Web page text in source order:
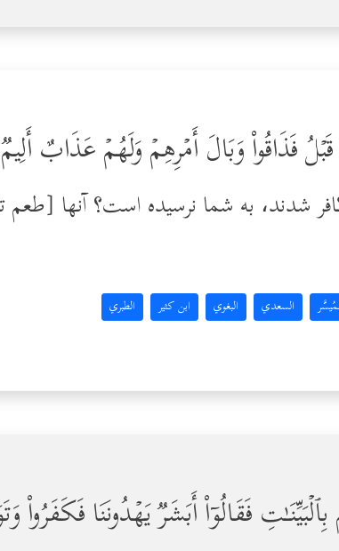
فَذَاقُواْ وَبَالَ أَمۡرِهِمۡ وَلَهُمۡ عَذَابٌ أَلِیمࣱ
شدند، به شما نرسیده است؟ آنها
السعدي البغوي ابن كثير الطبري
فَقَالُوۤاْ أَبَشَرࣱ یَهۡدُونَنَا فَكَفَرُواْ